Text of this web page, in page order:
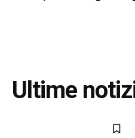
Ultime